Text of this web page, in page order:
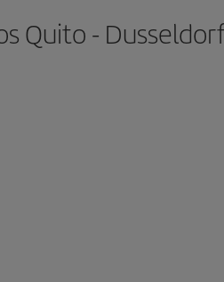
Quito -